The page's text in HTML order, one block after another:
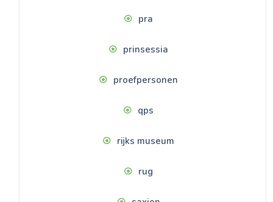
pra
prinsessia
proefpersonen
qps
rijks museum
rug